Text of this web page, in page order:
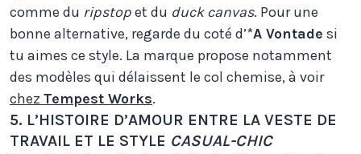
comme du ripstopet du duck canvas. Pour une
bonne alternative, regarde du coté d’*A Vontade si
tu aimes ce style. La marque propose notamment
des modèles qui délaissent le col chemise, à voir
chez Tempest Works.
5. L’HISTOIRE D’AMOUR ENTRE LA VESTE DE
TRAVAIL ET LE STYLE CASUAL-CHIC